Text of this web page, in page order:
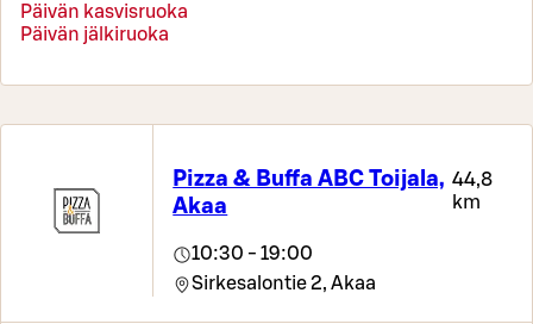
Päivän kasvisruoka
Päivän jälkiruoka
Pizza & Buffa ABC Toijala,
Akaa
44,8
km
10:30 - 19:00
Sirkesalontie 2, Akaa